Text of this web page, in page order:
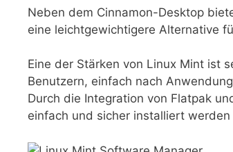
Neben dem Cinnamon-Desktop
eine leichtgewichtigere Alternative
Eine der Stärken von Linux Mint ist
Benutzern, einfach nach
Durch die Integration von Flatpak
einfach und sicher installiert werden